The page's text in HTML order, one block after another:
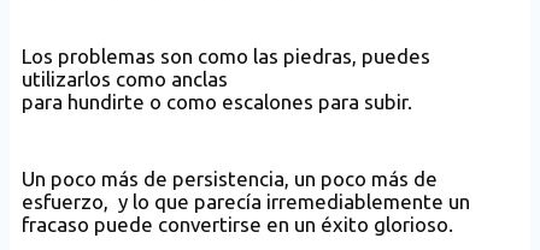
Los problemas son como las piedras, puedes
utilizarlos como anclas
para hundirte o como escalones para subir.
Un poco más de persistencia, un poco más de
esfuerzo, y lo que parecía irremediablemente un
fracaso puede convertirse en un éxito glorioso.